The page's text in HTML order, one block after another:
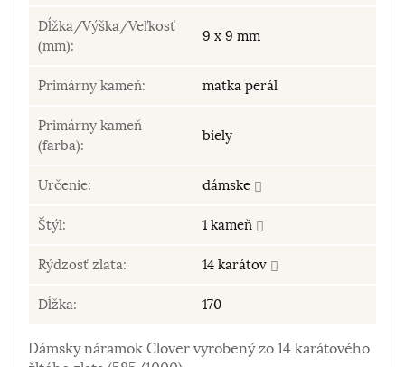
Dĺžka/Výška/Veľkosť
(mm):
9 x 9 mm
Primárny kameň: matka perál
Primárny kameň
(farba):
biely
Určenie: dámske
Štýl: 1 kameň
Rýdzosť zlata: 14 karátov
Dĺžka: 170
Dámsky náramok Clover vyrobený zo 14 karátového